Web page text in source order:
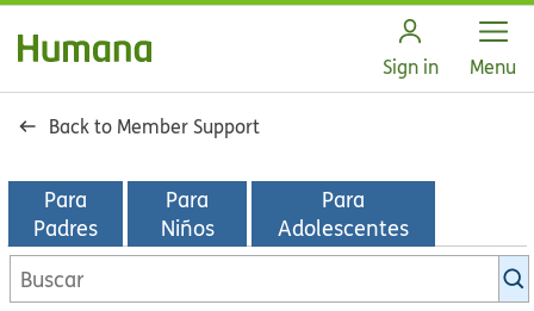
Sign in Open
Menu
Back to Member Support
Para
Padres
Para
Niños
Para
Adolescentes
Buscar
en